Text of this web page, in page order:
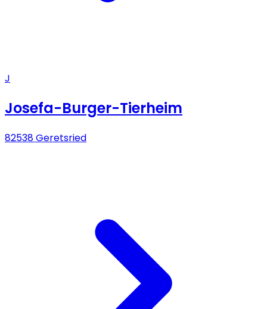
J
Josefa-Burger-Tierheim
82538 Geretsried